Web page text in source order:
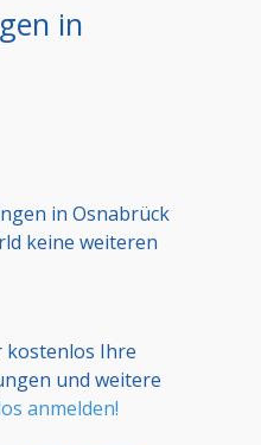
in
in Osnabrück
keine weiteren
kostenlos Ihre
und weitere
anmelden!